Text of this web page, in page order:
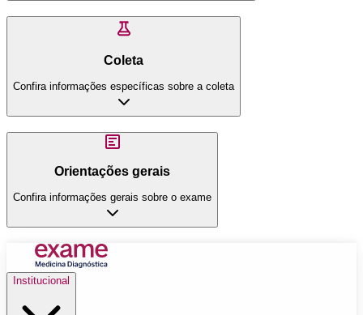
Coleta
Confira informações específicas sobre a coleta
Orientações gerais
Confira informações gerais sobre o exame
Institucional